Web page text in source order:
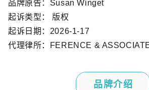
品牌原告： Susan Winget
起诉类型： 版权
起诉日期： 2026-1-17
代理律所：
FERENCE &
品牌介绍